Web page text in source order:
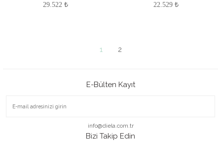
29.522 ₺ 22.529 ₺
1 2
E-Bülten Kayıt
info@diela.com.tr
Bizi Takip Edin